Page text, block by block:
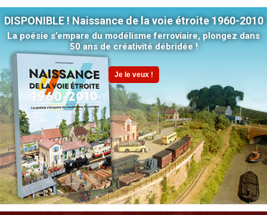
DISPONIBLE ! Naissance de la voie étroite 1960-2010
La poésie s’empare du modélisme ferroviaire, plongez dans
50 ans de créativité débridée !
Je le veux !